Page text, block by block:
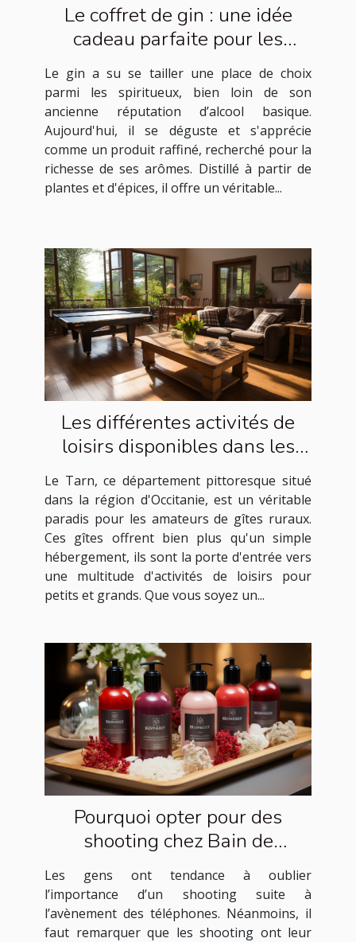
Le coffret de gin : une idée
cadeau parfaite pour les
amateurs de spiritueux
Le gin a su se tailler une place de choix
parmi les spiritueux, bien loin de son
ancienne réputation d’alcool basique.
Aujourd'hui, il se déguste et s'apprécie
comme un produit raffiné, recherché pour la
richesse de ses arômes. Distillé à partir de
plantes et d'épices, il offre un véritable...
Les différentes activités de
loisirs disponibles dans les
gîtes ruraux du Tarn
Le Tarn, ce département pittoresque situé
dans la région d'Occitanie, est un véritable
paradis pour les amateurs de gîtes ruraux.
Ces gîtes offrent bien plus qu'un simple
hébergement, ils sont la porte d'entrée vers
une multitude d'activités de loisirs pour
petits et grands. Que vous soyez un...
Pourquoi opter pour des
shooting chez Bain de
lumière ?
Les gens ont tendance à oublier
l’importance d’un shooting suite à
l’avènement des téléphones. Néanmoins, il
faut remarquer que les shooting ont leur